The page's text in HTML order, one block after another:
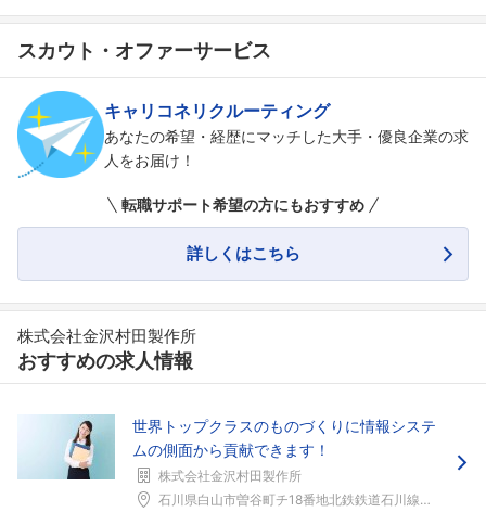
スカウト・オファーサービス
キャリコネリクルーティング
あなたの希望・経歴にマッチした大手・優良企業の求
人をお届け！
転職サポート希望の方にもおすすめ
詳しくはこちら
株式会社金沢村田製作所
おすすめの求人情報
世界トップクラスのものづくりに情報システ
ムの側面から貢献できます！
株式会社金沢村田製作所
石川県白山市曽谷町チ18番地北鉄鉄道石川線「陽羽里...